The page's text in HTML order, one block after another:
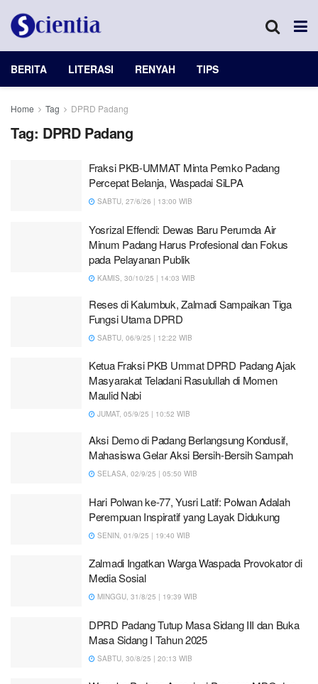
BERITA LITERASI RENYAH TIPS
Home Tag DPRD Padang
Tag: DPRD Padang
Fraksi PKB-UMMAT Minta Pemko Padang
Percepat Belanja, Waspadai SiLPA
SABTU, 27/6/26 | 13:00 WIB
Yosrizal Effendi: Dewas Baru Perumda Air
Minum Padang Harus Profesional dan Fokus
pada Pelayanan Publik
KAMIS, 30/10/25 | 14:03 WIB
Reses di Kalumbuk, Zalmadi Sampaikan Tiga
Fungsi Utama DPRD
SABTU, 06/9/25 | 12:22 WIB
Ketua Fraksi PKB Ummat DPRD Padang Ajak
Masyarakat Teladani Rasulullah di Momen
Maulid Nabi
JUMAT, 05/9/25 | 10:52 WIB
Aksi Demo di Padang Berlangsung Kondusif,
Mahasiswa Gelar Aksi Bersih-Bersih Sampah
SELASA, 02/9/25 | 05:50 WIB
Hari Polwan ke-77, Yusri Latif: Polwan Adalah
Perempuan Inspiratif yang Layak Didukung
SENIN, 01/9/25 | 19:40 WIB
Zalmadi Ingatkan Warga Waspada Provokator di
Media Sosial
MINGGU, 31/8/25 | 19:39 WIB
DPRD Padang Tutup Masa Sidang III dan Buka
Masa Sidang I Tahun 2025
SABTU, 30/8/25 | 20:13 WIB